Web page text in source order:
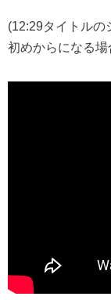
(12:29タイトルの
初めからになる